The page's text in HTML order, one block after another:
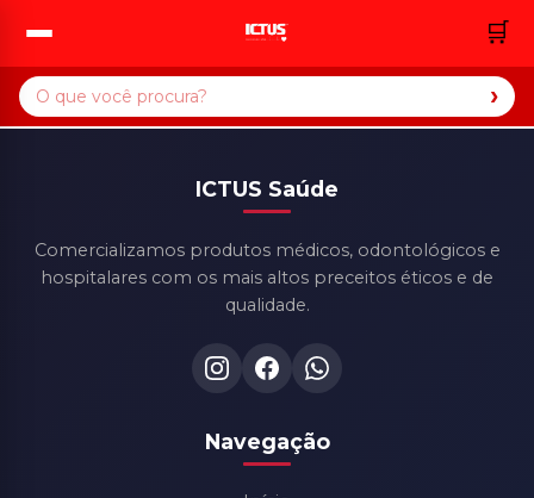
ICTUS Saúde
Comercializamos produtos médicos, odontológicos e
hospitalares com os mais altos preceitos éticos e de
qualidade.
Navegação
🛒
›